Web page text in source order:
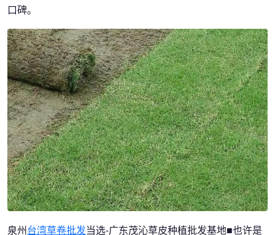
口碑。
泉州台湾草卷批发当选-广东茂沁草皮种植批发基地■也许是